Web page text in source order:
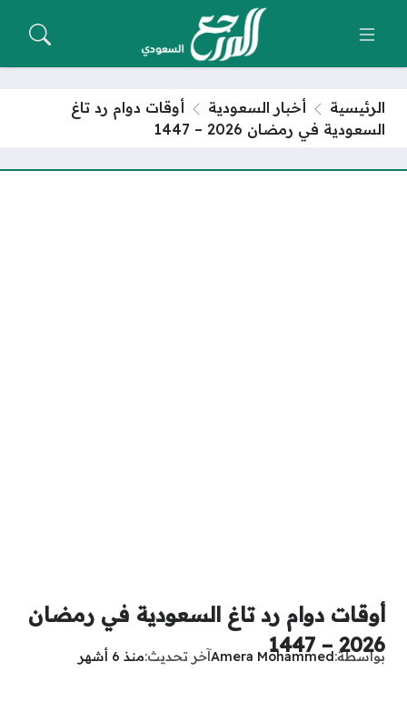
الرئيسية أخبار السعودية
أوقات دوام رد تاغ
السعودية في رمضان 2026 – 1447
أوقات دوام رد تاغ السعودية في رمضان
2026 – 1447
بواسطة Amera Mohammedآخر تحديث منذ 6 أشهر